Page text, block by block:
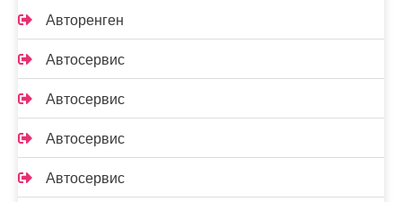
Авторенген
Автосервис
Автосервис
Автосервис
Автосервис